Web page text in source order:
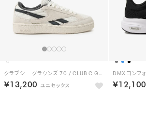
クラブシー グラウンズ 70 / CLUB C GROUNDS 70 （チョーク）
￥13,200 ￥12,100